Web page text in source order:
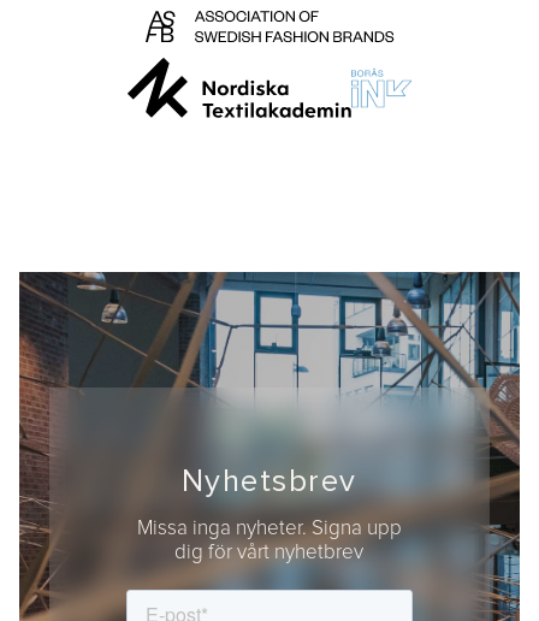
Nyhetsbrev
Missa inga nyheter. Signa upp
dig för vårt nyhetbrev